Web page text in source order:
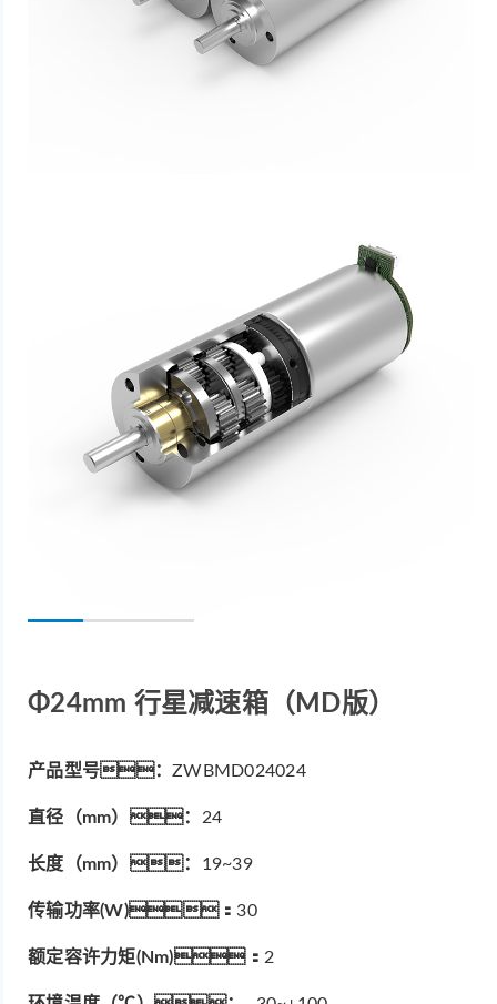
Φ24mm 行星减速箱（MD版）
产品型号：ZWBMD024024
直径（mm）： 24
长度（mm）： 19~39
传输功率(W)：30
额定容许力矩(Nm)： 2